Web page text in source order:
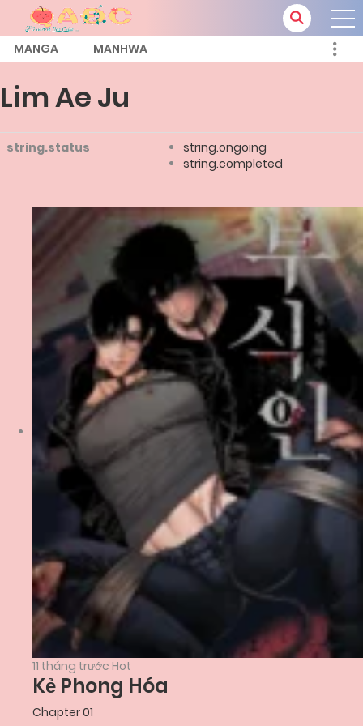
MANGA MANHWA
Lim Ae Ju
string.status
string.ongoing
string.completed
11 tháng trước Hot
Kẻ Phong Hóa
Chapter 01